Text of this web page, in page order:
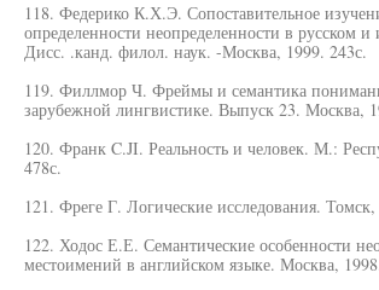
118. Федерико К.Х.Э. Сопоставительное
определенности неопределенности в русском и
Дисс. .канд. филол. наук. -Москва, 1999. 243с.
119. Филлмор Ч. Фреймы и семантика
зарубежной лингвистике. Выпуск 23. Москва,
120. Франк C.JI. Реальность и человек. М.:
478с.
121. Фреге Г. Логические исследования.
122. Ходос Е.Е. Семантические особенности
местоимений в английском языке. Москва,